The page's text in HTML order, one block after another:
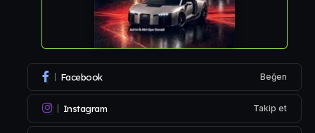
Facebook Beğen
Instagram Takip et